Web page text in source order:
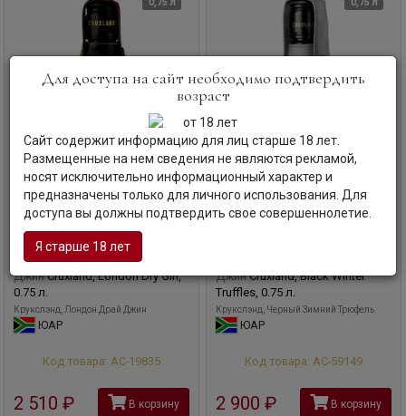
0,75 л
ДжинCruxland, London Dry Gin,
0.75 л.
Крукслэнд, Лондон Драй Джин
ЮАР
Код товара: АС-19835
2 510 руб В корзину
0,75 л
ДжинCruxland, Black Winter
Truffles, 0.75 л.
Крукслэнд, Черный Зимний Трюфель
ЮАР
Код товара: АС-59149
2 900 руб В корзину
Для доступа на сайт необходимо подтвердить
возраст
Сайт содержит информацию для лиц старше 18 лет.
Размещенные на нем сведения не являются рекламой,
носят исключительно информационный характер и
предназначены только для личного использования. Для
доступа вы должны подтвердить свое совершеннолетие.
Я старше 18 лет